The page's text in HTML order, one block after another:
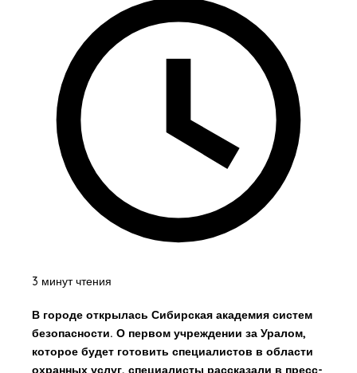
3 минут чтения
В городе открылась Сибирская академия систем
безопасности. О первом учреждении за Уралом,
которое будет готовить специалистов в области
охранных услуг, специалисты рассказали в пресс-